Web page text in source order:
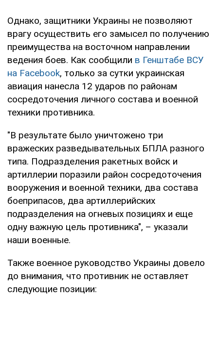
Однако, защитники Украины не позволяют
врагу осуществить его замысел по получению
преимущества на восточном направлении
ведения боев. Как сообщили в Генштабе ВСУ
на Facebook, только за сутки украинская
авиация нанесла 12 ударов по районам
сосредоточения личного состава и военной
техники противника.
"В результате было уничтожено три
вражеских разведывательных БПЛА разного
типа. Подразделения ракетных войск и
артиллерии поразили район сосредоточения
вооружения и военной техники, два состава
боеприпасов, два артиллерийских
подразделения на огневых позициях и еще
одну важную цель противника", – указали
наши военные.
Также военное руководство Украины довело
до внимания, что противник не оставляет
следующие позиции: